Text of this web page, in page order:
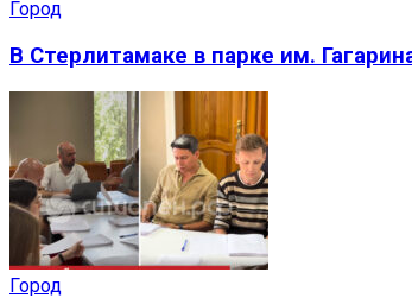
Город
В Стерлитамаке в парке им.
Город